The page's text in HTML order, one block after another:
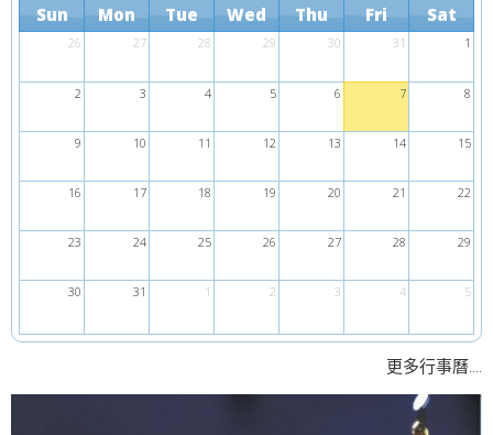
Sun Mon Tue Wed Thu Fri Sat
26 27 28 29 30 31 1
2 3 4 5 6 7 8
9 10 11 12 13 14 15
16 17 18 19 20 21 22
23 24 25 26 27 28 29
30 31 1 2 3 4 5
更多行事曆....